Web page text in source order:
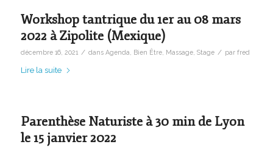
Workshop tantrique du 1er au 08 mars
2022 à Zipolite (Mexique)
décembre 16, 2021 / dans Agenda Bien Être, Massage, Stage / par fred
Lire la suite
Parenthèse Naturiste à 30 min de Lyon
le 15 janvier 2022